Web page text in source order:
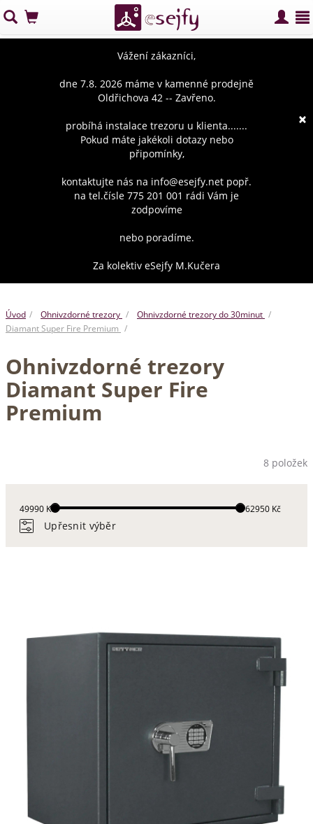
×
Vážení zákazníci,
dne 7.8. 2026 máme v kamenné prodejně
Oldřichova 42 -- Zavřeno.
probíhá instalace trezoru u klienta.......
Pokud máte jakékoli dotazy nebo
připomínky,
kontaktujte nás na info@esejfy.net popř.
na tel.čísle 775 201 001 rádi Vám je
zodpovíme
nebo poradíme.
Za kolektiv eSejfy M.Kučera
Úvod Ohnivzdorné trezory
Ohnivzdorné trezory do 30minut
Diamant Super Fire Premium
Ohnivzdorné trezory
Diamant Super Fire
Premium
8 položek
Upřesnit výběr
49990 Kč 162950 Kč